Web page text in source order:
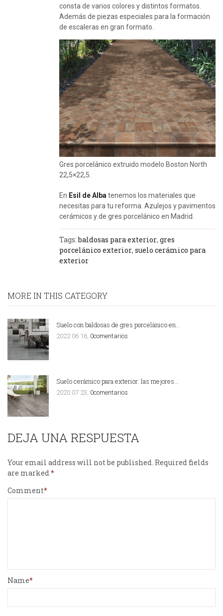
consta de varios colores y distintos formatos.
Además de piezas especiales para la formación
de escaleras en gran formato.
Gres porcelánico extruido modelo Boston North
22,5×22,5.
En Esil de Albatenemos los materiales que
necesitas para tu reforma. Azulejos y pavimentos
cerámicos y de gres porcelánico en Madrid.
Tags:baldosas para exterior, gres
porcelánico exterior, suelo cerámico para
exterior
MORE IN THIS CATEGORY
Suelo con baldosas de gres porcelánico en…
2022 06 16, 0comentarios
Suelo cerámico para exterior: las mejores…
2020 07 23, 0comentarios
DEJA UNA RESPUESTA
Your email address will not be published. Required fields
are marked
Comment
Name